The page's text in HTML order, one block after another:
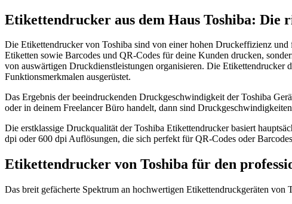
Etikettendrucker aus dem Haus Toshiba:
Die Etikettendrucker von Toshiba sind von einer hohen Druckeffizienz
Etiketten sowie Barcodes und QR-Codes für deine Kunden drucken,
von auswärtigen Druckdienstleistungen organisieren. Die
Funktionsmerkmalen ausgerüstet.
Das Ergebnis der beeindruckenden Druckgeschwindigkeit der Toshiba
oder in deinem Freelancer Büro handelt, dann sind
Die erstklassige Druckqualität der Toshiba Etikettendrucker basiert
dpi oder 600 dpi Auflösungen, die sich perfekt für QR-Codes oder
Etikettendrucker von Toshiba für den
Das breit gefächerte Spektrum an hochwertigen Etikettendruckgeräten